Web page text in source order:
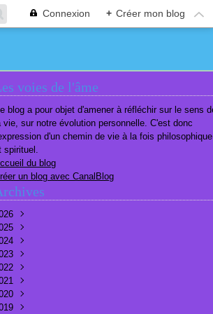
Connexion + Créer mon blog
voies de l'âme
blog a pour objet d'amener à réfléchir sur le sens
vie, sur notre évolution personnelle. C'est donc
d'un chemin de vie à la fois philosophique
spirituel.
du blog
un blog avec CanalBlog
Août
Juillet
Juin
Mai(7)
Avril
Mars
Février
Décembre
Novembre
Octobre
Septembre
Août
Juillet
Décembre
Novembre
Octobre
Septembre
Août
Décembre
Novembre
Octobre
Septembre
Décembre
Septembre
Août
Décembre
Novembre
Décembre